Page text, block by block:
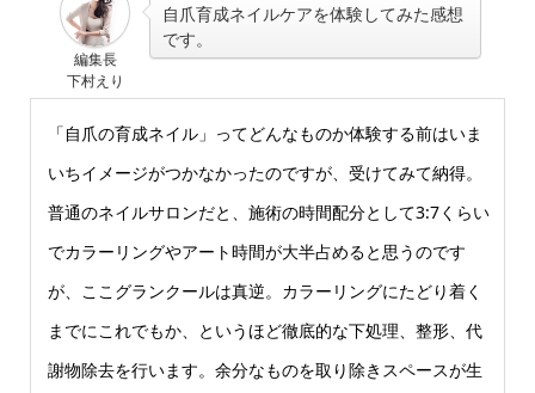
編集長
下村えり
自爪育成ネイルケアを体験してみた感想
です。
「自爪の育成ネイル」ってどんなものか体験する前はいま
いちイメージがつかなかったのですが、受けてみて納得。
普通のネイルサロンだと、施術の時間配分として3:7くらい
でカラーリングやアート時間が大半占めると思うのです
が、ここグランクールは真逆。カラーリングにたどり着く
までにこれでもか、というほど徹底的な下処理、整形、代
謝物除去を行います。余分なものを取り除きスペースが生